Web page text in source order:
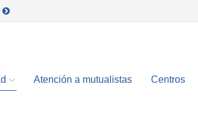
Atención a mutualistas Centros